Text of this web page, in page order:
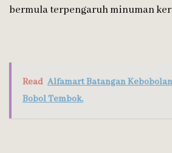
bermula terpengaruh minuman
Read Alfamart Batangan
Bobol Tembok.